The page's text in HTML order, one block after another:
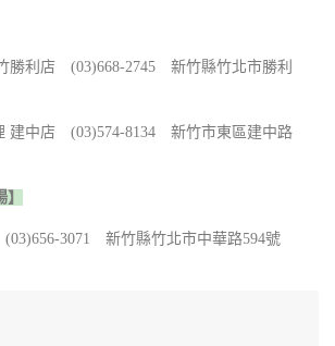
勝利店 (03)668-2745 新竹縣竹北市勝利
建中店 (03)574-8134 新竹市東區建中路
3071 新竹縣竹北市中華路594號